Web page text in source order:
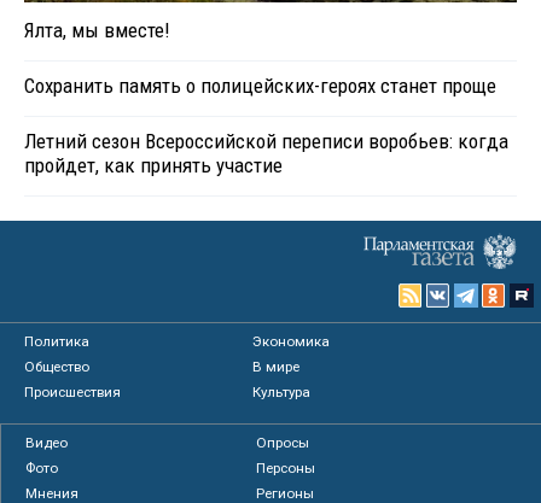
Ялта, мы вместе!
Сохранить память о полицейских-героях станет проще
Летний сезон Всероссийской переписи воробьев: когда
пройдет, как принять участие
Политика
Экономика
Общество
В мире
Происшествия
Культура
Видео
Опросы
Фото
Персоны
Мнения
Регионы